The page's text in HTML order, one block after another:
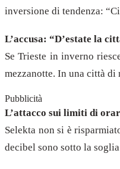
inversione di tendenza:
L’accusa: “D’estate la
Se Trieste in inverno
mezzanotte. In una città di
Pubblicità
L’attacco sui limiti di
Selekta non si è
decibel sono sotto la